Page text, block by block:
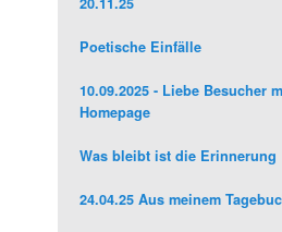
Poetische Einfälle
10.09.2025 - Liebe Besucher
Homepage
Was bleibt ist die Erinnerung
24.04.25 Aus meinem